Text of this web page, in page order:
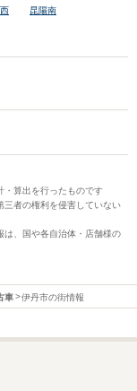
昆陽南
・算出を行ったものです
三者の権利を侵害していない
は、国や各自治体・店舗様の
車 伊丹市の街情報